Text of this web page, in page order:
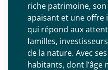
riche patrimoine,
apaisant et une offre
qui répond aux
familles,
de la nature. Avec
habitants, dont l’âge